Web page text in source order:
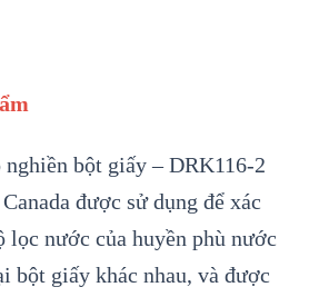
bột giấy – DRK116-2
được sử dụng để xác
lọc nước của huyền phù nước
bột giấy khác nhau, và được